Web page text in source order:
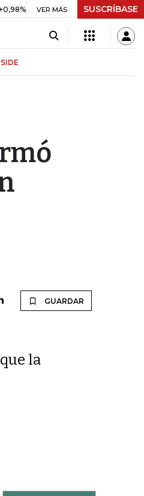
UVR $ 416,96 +$ 0,05 +0,01%
VER MÁS SUSCRÍBASE
GUARDAR
la